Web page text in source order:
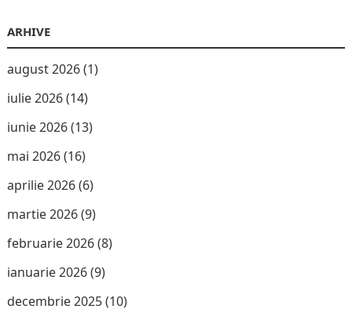
ARHIVE
august 2026(1)
iulie 2026(14)
iunie 2026(13)
mai 2026(16)
aprilie 2026(6)
martie 2026(9)
februarie 2026(8)
ianuarie 2026(9)
decembrie 2025(10)